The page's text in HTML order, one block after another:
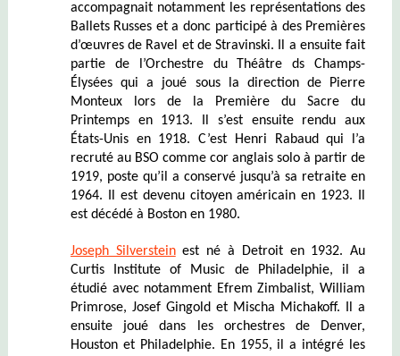
accompagnait notamment les représentations des
Ballets Russes et a donc participé à des Premières
d’œuvres de Ravel et de Stravinski. Il a ensuite fait
partie de l’Orchestre du Théâtre ds Champs-
Élysées qui a joué sous la direction de Pierre
Monteux lors de la Première du Sacre du
Printemps en 1913. Il s’est ensuite rendu aux
États-Unis en 1918. C’est Henri Rabaud qui l’a
recruté au BSO comme cor anglais solo à partir de
1919, poste qu’il a conservé jusqu’à sa retraite en
1964. Il est devenu citoyen américain en 1923. Il
est décédé à Boston en 1980.
Joseph Silversteinest né à Detroit en 1932. Au
Curtis Institute of Music de Philadelphie, il a
étudié avec notamment Efrem Zimbalist, William
Primrose, Josef Gingold et Mischa Michakoff. Il a
ensuite joué dans les orchestres de Denver,
Houston et Philadelphie. En 1955, il a intégré les